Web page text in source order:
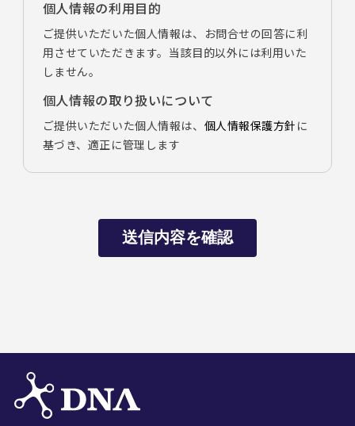
個人情報の利用目的
ご提供いただいた個人情報は、お問合せの回答に利
用させていただきます。当該目的以外には利用いた
しません。
個人情報の取り扱いについて
ご提供いただいた個人情報は、 個人情報保護方針 に
基づき、適正に管理します
送信内容を確認